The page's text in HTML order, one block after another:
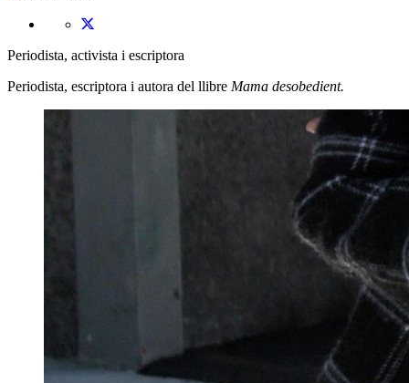
Periodista, activista i escriptora
Periodista, escriptora i autora del llibre Mama desobedient.